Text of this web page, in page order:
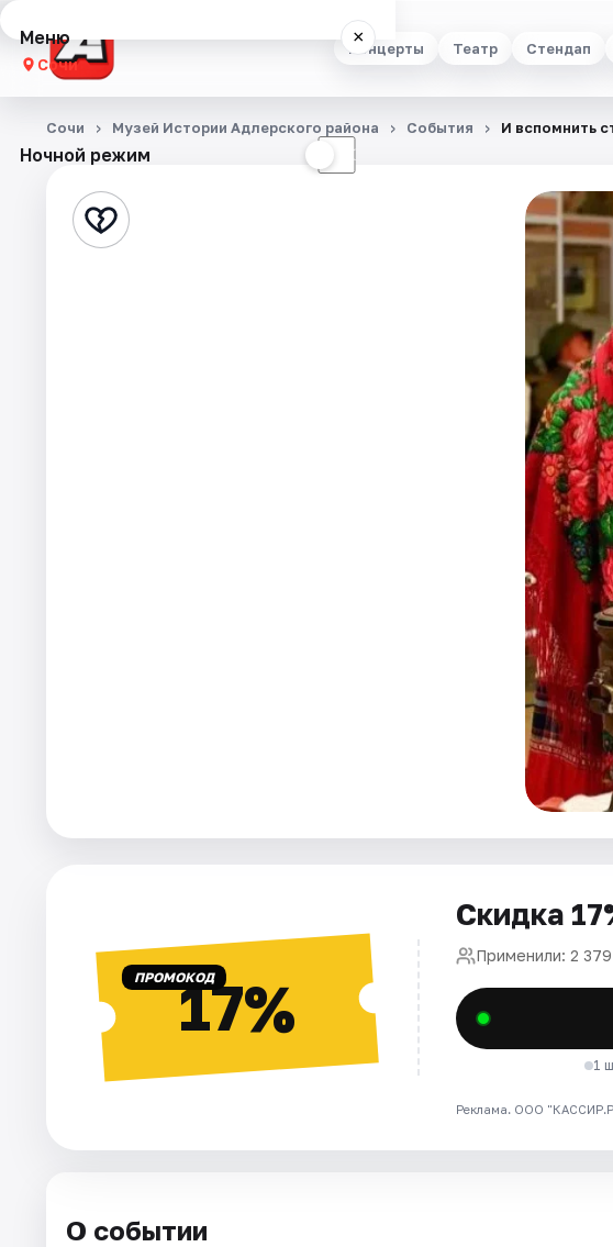
Концерты Театр Стендап
Меню ×
Сочи
Концерты
Стендап
Ночной режим ☾
Сочи Музей Истории Адлерского района События И вспомнить
ПРОМОКОД17%
Скидка
Применили: 2 379
1
Реклама. ООО
О событии